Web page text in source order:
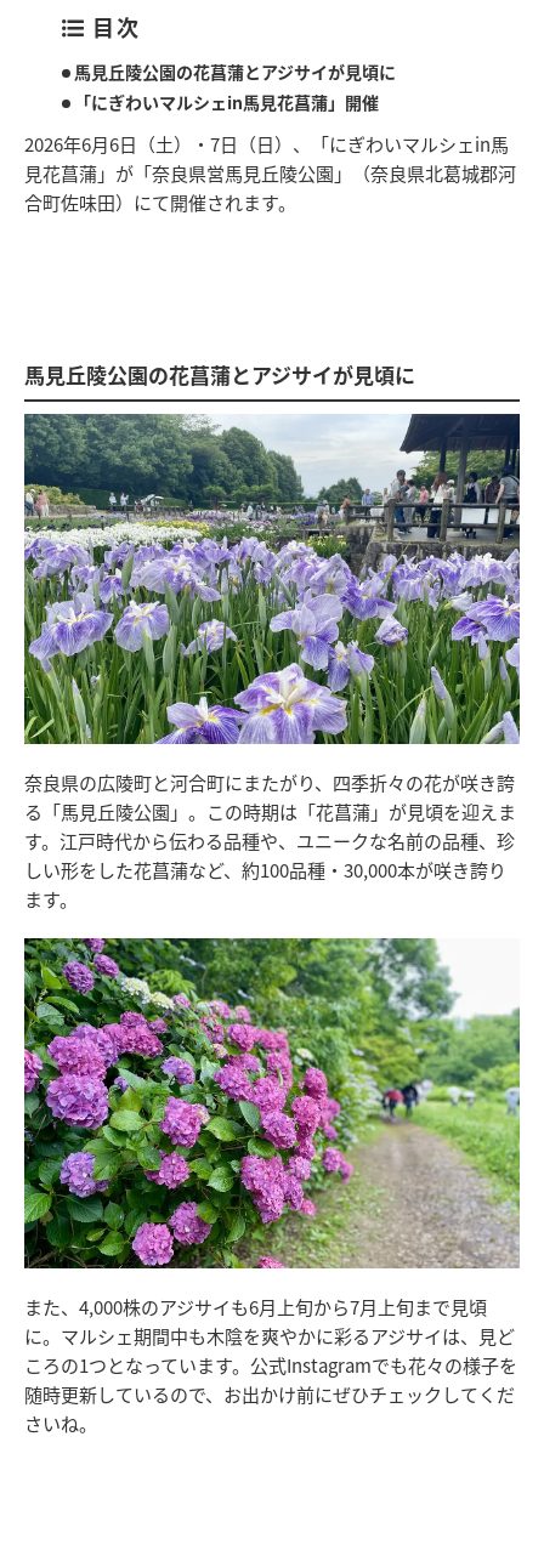
目次
馬見丘陵公園の花菖蒲とアジサイが見頃に
「にぎわいマルシェin馬見花菖蒲」開催
2026年6月6日（土）・7日（日）、「にぎわいマルシェin馬
見花菖蒲」が「奈良県営馬見丘陵公園」（奈良県北葛城郡河
合町佐味田）にて開催されます。
馬見丘陵公園の花菖蒲とアジサイが見頃に
奈良県の広陵町と河合町にまたがり、四季折々の花が咲き誇
る「馬見丘陵公園」。この時期は「花菖蒲」が見頃を迎えま
す。江戸時代から伝わる品種や、ユニークな名前の品種、珍
しい形をした花菖蒲など、約100品種・30,000本が咲き誇り
ます。
また、4,000株のアジサイも6月上旬から7月上旬まで見頃
に。マルシェ期間中も木陰を爽やかに彩るアジサイは、見ど
ころの1つとなっています。公式Instagramでも花々の様子を
随時更新しているので、お出かけ前にぜひチェックしてくだ
さいね。